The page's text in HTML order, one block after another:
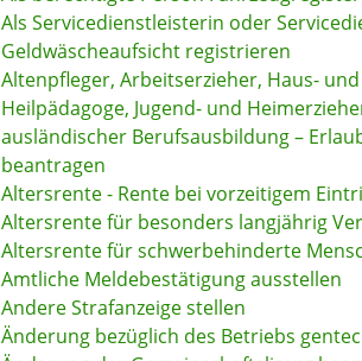
Als Servicedienstleisterin oder
Geldwäscheaufsicht registrieren
Altenpfleger, Arbeitserzieher, Haus-
Heilpädagoge, Jugend- und
ausländischer Berufsausbildung –
beantragen
Altersrente - Rente bei vorzeitigem
Altersrente für besonders langjährig
Altersrente für schwerbehinderte
Amtliche Meldebestätigung ausstellen
Andere Strafanzeige stellen
Änderung bezüglich des Betriebs